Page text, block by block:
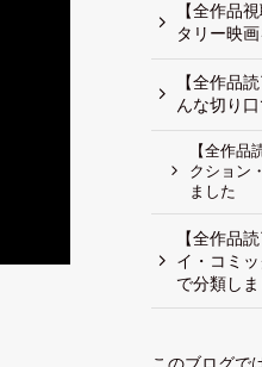
【全作品
タリー映
【全作品
んな切り
【全作品
クション
ました
【全作品
イ・コミ
で分類し